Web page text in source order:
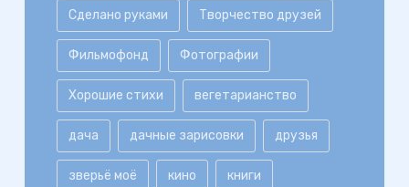
Сделано руками Творчество друзей
Фильмофонд Фотографии
Хорошие стихи вегетарианство
дача дачные зарисовки друзья
зверьё моё кино книги